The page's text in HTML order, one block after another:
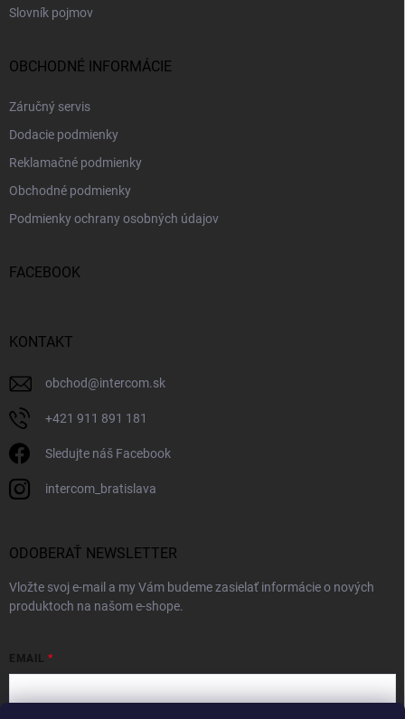
Slovník pojmov
OBCHODNÉ INFORMÁCIE
Záručný servis
Dodacie podmienky
Reklamačné podmienky
Obchodné podmienky
Podmienky ochrany osobných údajov
FACEBOOK
KONTAKT
obchod@intercom.sk
+421 911 891 181
Sledujte náš Facebook
intercom_bratislava
ODOBERAŤ NEWSLETTER
Vložte svoj e-mail a my Vám budeme zasielať informácie o nových
produktoch na našom e-shope.
EMAIL